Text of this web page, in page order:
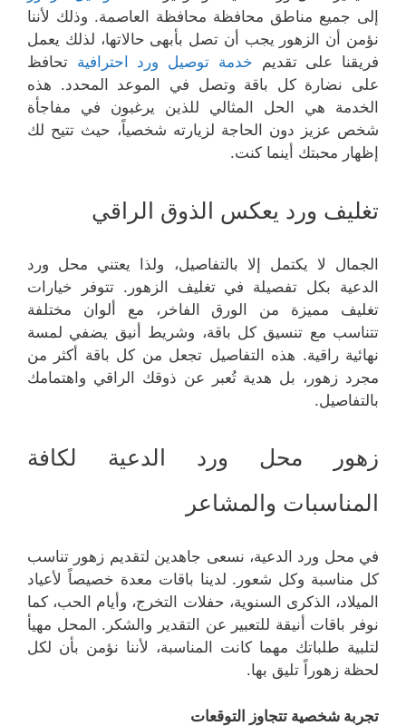
إلى جميع مناطق محافظة محافظة العاصمة. وذلك لأننا
نؤمن أن الزهور يجب أن تصل بأبهى حالاتها، لذلك يعمل
فريقنا على تقديم خدمة توصيل ورد احترافية تحافظ
على نضارة كل باقة وتصل في الموعد المحدد. هذه
الخدمة هي الحل المثالي للذين يرغبون في مفاجأة
شخص عزيز دون الحاجة لزيارته شخصياً، حيث تتيح لك
إظهار محبتك أينما كنت.
تغليف ورد يعكس الذوق الراقي
الجمال لا يكتمل إلا بالتفاصيل، ولذا يعتني محل ورد
الدعية بكل تفصيلة في تغليف الزهور. تتوفر خيارات
تغليف مميزة من الورق الفاخر، مع ألوان مختلفة
تتناسب مع تنسيق كل باقة، وشريط أنيق يضفي لمسة
نهائية راقية. هذه التفاصيل تجعل من كل باقة أكثر من
مجرد زهور، بل هدية تُعبر عن ذوقك الراقي واهتمامك
بالتفاصيل.
زهور محل ورد الدعية لكافة
المناسبات والمشاعر
في محل ورد الدعية، نسعى جاهدين لتقديم زهور تناسب
كل مناسبة وكل شعور. لدينا باقات معدة خصيصاً لأعياد
الميلاد، الذكرى السنوية، حفلات التخرج، وأيام الحب، كما
نوفر باقات أنيقة للتعبير عن التقدير والشكر. المحل مهيأ
لتلبية طلباتك مهما كانت المناسبة، لأننا نؤمن بأن لكل
لحظة زهوراً تليق بها.
تجربة شخصية تتجاوز التوقعات